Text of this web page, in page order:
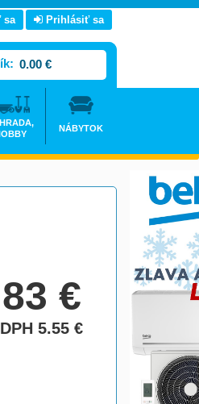
€
5.55€
sa Prihlásiť sa
0.00 €
NÁBYTOK